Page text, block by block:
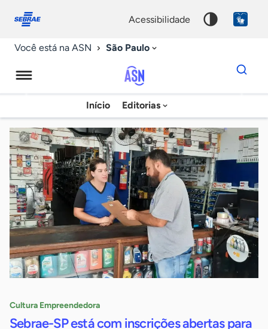
conosco
acessibilidade
Você está na ASN São Paulo
Agência
Sebrae
de
Notícias
Início Editorias
Dados
para
chave
Cultura Empreendedora
Sebrae-SP está com inscrições abertas para